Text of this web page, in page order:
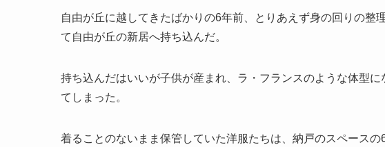
自由が丘に越してきたばかりの6年前、とりあえず身の回りの整
て自由が丘の新居へ持ち込んだ。
持ち込んだはいいが子供が産まれ、ラ・フランスのような体型
てしまった。
着ることのないまま保管していた洋服たちは、納戸のスペース